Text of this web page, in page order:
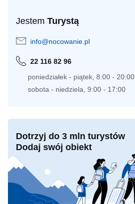
Jestem Turystą
info@nocowanie.pl
22 116 82 96
poniedziałek - piątek, 8:00 - 20:00
sobota - niedziela, 9:00 - 17:00
Dotrzyj do 3 mln turystów
Dodaj swój obiekt